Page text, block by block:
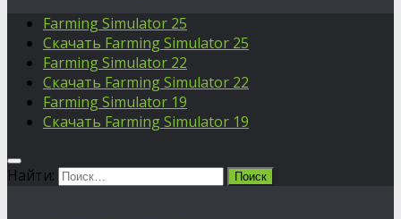
Farming Simulator 25
Скачать Farming Simulator 25
Farming Simulator 22
Скачать Farming Simulator 22
Farming Simulator 19
Скачать Farming Simulator 19
Найти: